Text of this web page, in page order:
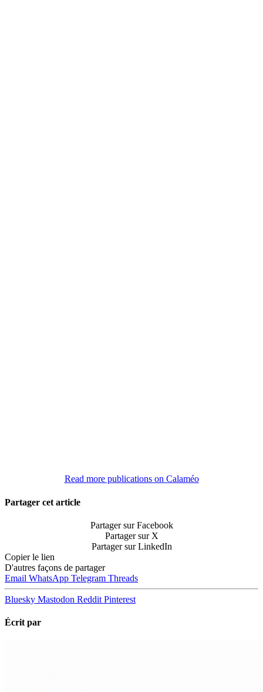
Read more publications on Calaméo
Partager cet article
Partager sur Facebook
Partager sur X
Partager sur LinkedIn
Copier le lien
D'autres façons de partager
Email WhatsApp Telegram Threads
Bluesky Mastodon Reddit Pinterest
Écrit par